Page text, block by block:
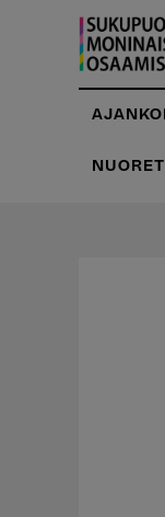
pääsisältöön
NUORET